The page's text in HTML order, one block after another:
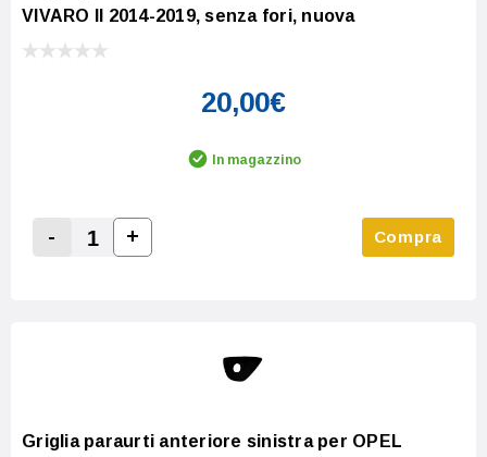
VIVARO II 2014-2019, senza fori, nuova
20,00€
In magazzino
Decrease Quantity:
-
Increase Quantity:
+ Compra
Griglia paraurti anteriore sinistra per OPEL